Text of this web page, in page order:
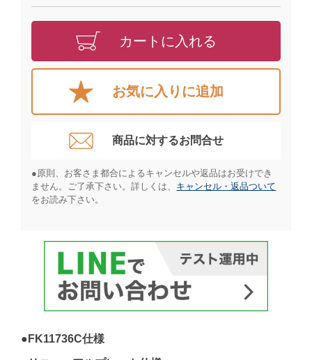
カートに入れる
お気に入りに追加
商品に対するお問合せ​
●原則、お客さま都合によるキャンセルや返品はお受けでき
ません。ご了承下さい。詳しくは、 キャンセル・返品ついて
をお読み下さい。​
●FK11736C仕様